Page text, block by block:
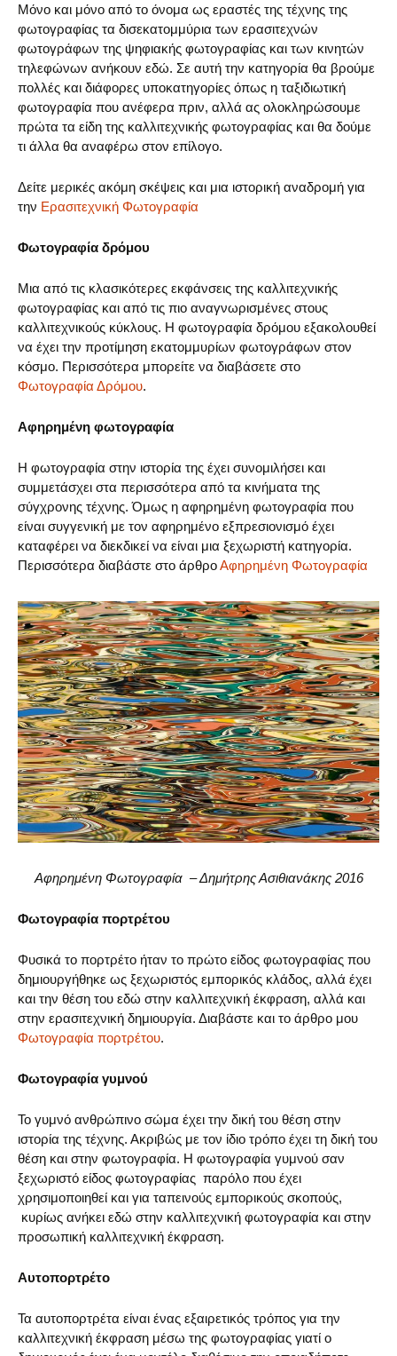
Μόνο και μόνο από το όνομα ως εραστές της τέχνης της
φωτογραφίας τα δισεκατομμύρια των ερασιτεχνών
φωτογράφων της ψηφιακής φωτογραφίας και των κινητών
τηλεφώνων ανήκουν εδώ. Σε αυτή την κατηγορία θα βρούμε
πολλές και διάφορες υποκατηγορίες όπως η ταξιδιωτική
φωτογραφία που ανέφερα πριν, αλλά ας ολοκληρώσουμε
πρώτα τα είδη της καλλιτεχνικής φωτογραφίας και θα δούμε
τι άλλα θα αναφέρω στον επίλογο.
Δείτε μερικές ακόμη σκέψεις και μια ιστορική αναδρομή για
την Ερασιτεχνική Φωτογραφία
Φωτογραφία δρόμου
Μια από τις κλασικότερες εκφάνσεις της καλλιτεχνικής
φωτογραφίας και από τις πιο αναγνωρισμένες στους
καλλιτεχνικούς κύκλους. Η φωτογραφία δρόμου εξακολουθεί
να έχει την προτίμηση εκατομμυρίων φωτογράφων στον
κόσμο. Περισσότερα μπορείτε να διαβάσετε στο
Φωτογραφία Δρόμου.
Αφηρημένη φωτογραφία
Η φωτογραφία στην ιστορία της έχει συνομιλήσει και
συμμετάσχει στα περισσότερα από τα κινήματα της
σύγχρονης τέχνης. Όμως η αφηρημένη φωτογραφία που
είναι συγγενική με τον αφηρημένο εξπρεσιονισμό έχει
καταφέρει να διεκδικεί να είναι μια ξεχωριστή κατηγορία.
Περισσότερα διαβάστε στο άρθροΑφηρημένη Φωτογραφία
Αφηρημένη Φωτογραφία – Δημήτρης Ασιθιανάκης 2016
Φωτογραφία πορτρέτου
Φυσικά το πορτρέτο ήταν το πρώτο είδος φωτογραφίας που
δημιουργήθηκε ως ξεχωριστός εμπορικός κλάδος, αλλά έχει
και την θέση του εδώ στην καλλιτεχνική έκφραση, αλλά και
στην ερασιτεχνική δημιουργία. Διαβάστε και το άρθρο μου
Φωτογραφία πορτρέτου.
Φωτογραφία γυμνού
Το γυμνό ανθρώπινο σώμα έχει την δική του θέση στην
ιστορία της τέχνης. Ακριβώς με τον ίδιο τρόπο έχει τη δική του
θέση και στην φωτογραφία. Η φωτογραφία γυμνού σαν
ξεχωριστό είδος φωτογραφίας παρόλο που έχει
χρησιμοποιηθεί και για ταπεινούς εμπορικούς σκοπούς,
κυρίως ανήκει εδώ στην καλλιτεχνική φωτογραφία και στην
προσωπική καλλιτεχνική έκφραση.
Αυτοπορτρέτο
Τα αυτοπορτρέτα είναι ένας εξαιρετικός τρόπος για την
καλλιτεχνική έκφραση μέσω της φωτογραφίας γιατί ο